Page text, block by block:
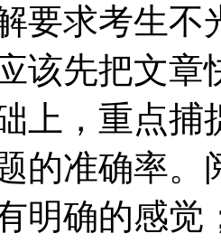
要求考生不
该先把文
上，重点捕
的准确率。
明确的感